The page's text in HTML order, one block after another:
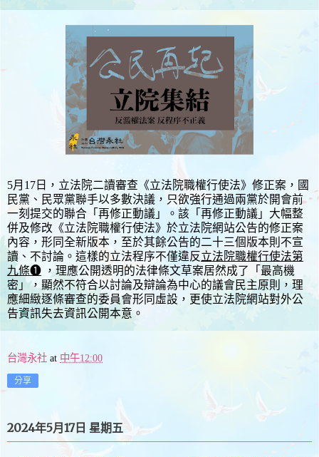
5月17日，立法院二讀審查《立法院職權行使法》修正案，國
民黨、民眾黨聯手以多數決議，只欲強行通過兩黨於開會前
一刻提交的聯合「再修正動議」。該「再修正動議」大幅整
併及修改《立法院職權行使法》於立法院網站公告的修正案
內容，形同全新版本，至於其餘公告的二十三個版本則不宣
讀、不討論。這樣的立法程序不僅違反立法院職權行使法第
九條❶ ，理應公開透明的法律條文草案居然成了「最高機
密」，顯然不符合以討論及辯論為中心的議會民主原則，理
應細緻逐條審查的委員會形同虛設，更使立法院網站對外公
告資訊失去資訊公開本意。
台灣永社 at 中午12:00
分享
2024年5月17日 星期五